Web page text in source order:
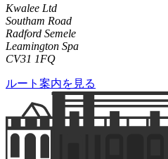
Kwalee Ltd
Southam Road
Radford Semele
Leamington Spa
CV31 1FQ
ルート案内を見る